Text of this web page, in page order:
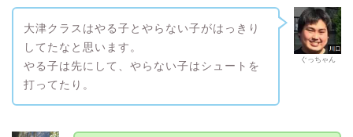
ぐっちゃん
大津クラスはやる子とやらない子がはっきり
してたなと思います。
やる子は先にして、やらない子はシュートを
打ってたり。